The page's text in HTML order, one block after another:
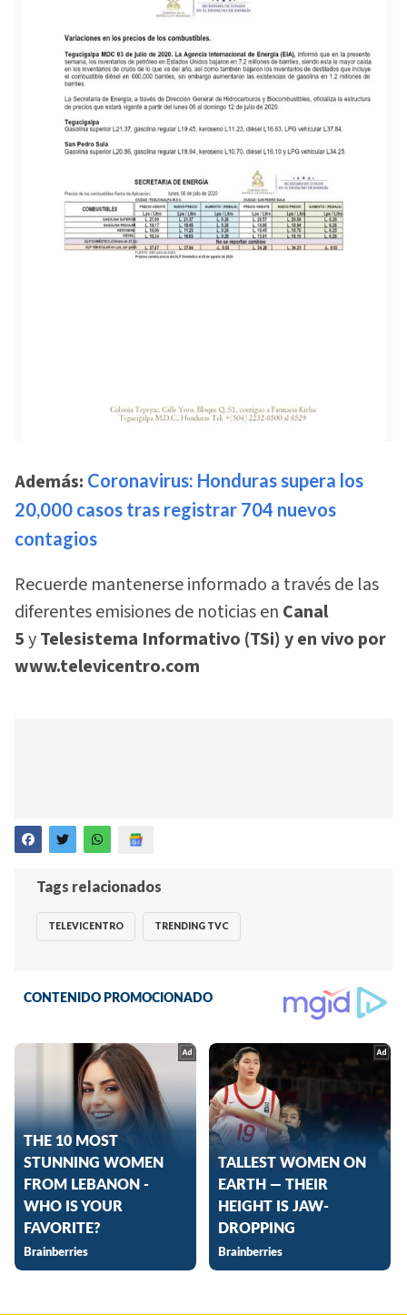
Además: Coronavirus: Honduras supera los
20,000 casos tras registrar 704 nuevos
contagios
Recuerde mantenerse informado a través de las
diferentes emisiones de noticias en Canal
5yTelesistema Informativo (TSi) y en vivo por
www.televicentro.com
Tags relacionados
TELEVICENTRO TRENDING TVC